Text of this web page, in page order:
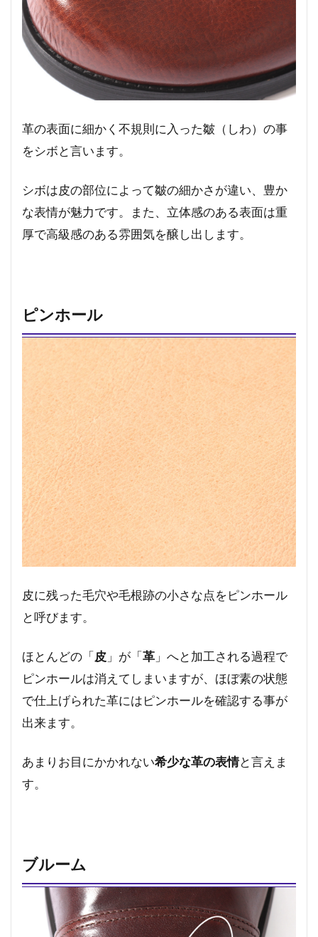
革の表面に細かく不規則に入った皺（しわ）の事
をシボと言います。
シボは皮の部位によって皺の細かさが違い、豊か
な表情が魅力です。また、立体感のある表面は重
厚で高級感のある雰囲気を醸し出します。
ピンホール
皮に残った毛穴や毛根跡の小さな点をピンホール
と呼びます。
ほとんどの「皮 」が「革 」へと加工される過程で
ピンホールは消えてしまいますが、ほぼ素の状態
で仕上げられた革にはピンホールを確認する事が
出来ます。
あまりお目にかかれない希少な革の表情と言えま
す。
ブルーム